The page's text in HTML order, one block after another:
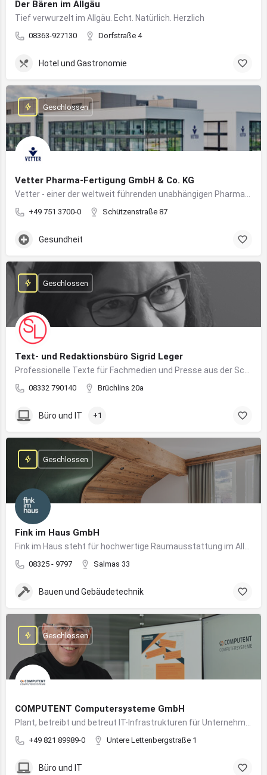
Der Bären im Allgäu
Tief verwurzelt im Allgäu. Echt. Natürlich. Herzlich
08363-927130 Dorfstraße 4
Hotel und Gastronomie
Vetter Pharma-Fertigung GmbH & Co. KG
+49 751 3700-0 Schützenstraße 87
Geschlossen
Gesundheit
Text- und Redaktionsbüro Sigrid Leger
08332 790140 Brüchlins 20a
Geschlossen
Büro und IT +1
Fink im Haus GmbH
08325 - 9797 Salmas 33
Geschlossen
Bauen und Gebäudetechnik
COMPUTENT Computersysteme GmbH
+49 821 89989-0 Untere Lettenbergstraße 1
Geschlossen
Büro und IT